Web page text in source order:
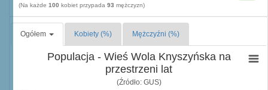
(Na każde 100 kobiet przypada 93 mężczyzn)
Ogółem Kobiety (%) Mężczyźni (%)
Populacja - Wieś Wola Knyszyńska na
przestrzeni lat
(Źródło: GUS)